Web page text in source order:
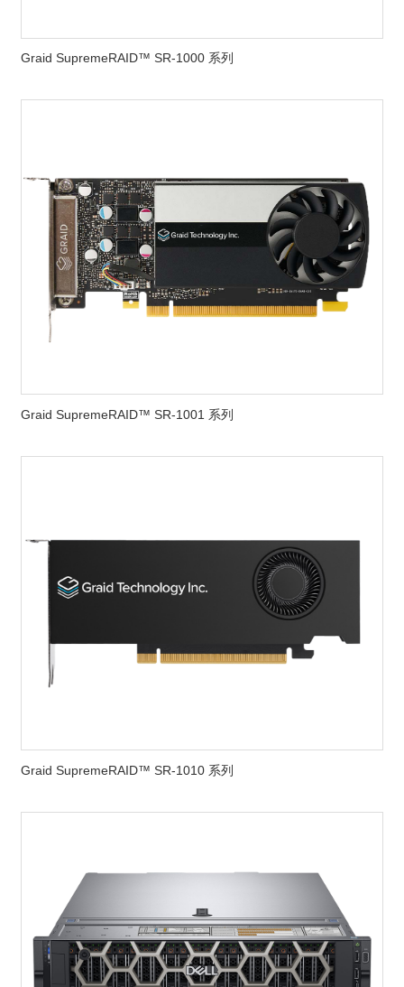
Graid SupremeRAID™ SR-1000 系列
Graid SupremeRAID™ SR-1001 系列
Graid SupremeRAID™ SR-1010 系列